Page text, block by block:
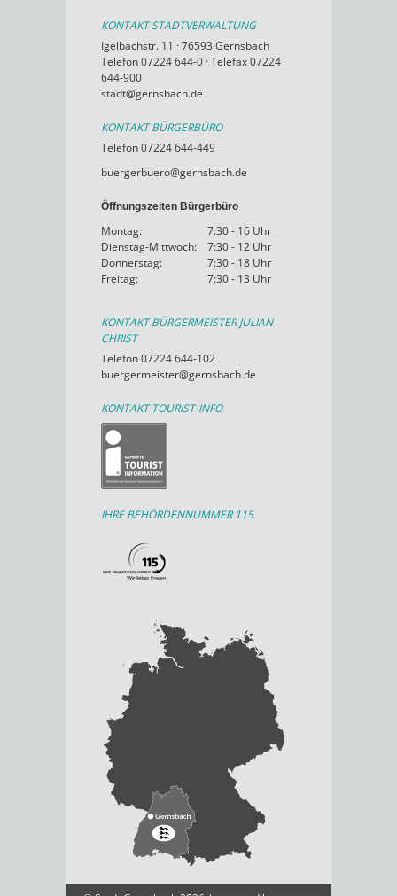
KONTAKT STADTVERWALTUNG
Igelbachstr. 11 · 76593 Gernsbach
Telefon 07224 644-0 · Telefax 07224
644-900
stadt@gernsbach.de
KONTAKT BÜRGERBÜRO
Telefon 07224 644-449
buergerbuero@gernsbach.de
Öffnungszeiten Bürgerbüro
Montag:
7:30 - 16 Uhr
Dienstag-Mittwoch:
7:30 - 12 Uhr
Donnerstag:
7:30 - 18 Uhr
Freitag:
7:30 - 13 Uhr
KONTAKT BÜRGERMEISTER JULIAN
CHRIST
Telefon 07224 644-102
buergermeister@gernsbach.de
KONTAKT TOURIST-INFO
IHRE BEHÖRDENNUMMER 115